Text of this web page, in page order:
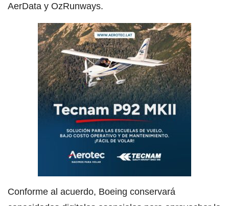
AerData y OzRunways.
Conforme al acuerdo, Boeing conservará